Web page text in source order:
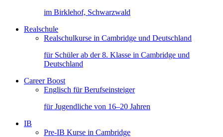
im Birklehof, Schwarzwald
Realschule
Realschulkurse in Cambridge und Deutschland
für Schüler ab der 8. Klasse in Cambridge und
Deutschland
Career Boost
Englisch für Berufseinsteiger
für Jugendliche von 16–20 Jahren
IB
Pre-IB Kurse in Cambridge